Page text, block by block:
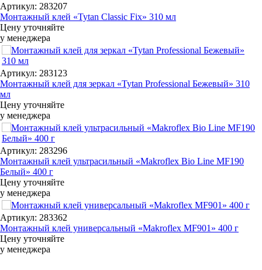
Артикул: 283207
Монтажный клей «Tytan Classic Fix» 310 мл
Цену уточняйте
у менеджера
Артикул: 283123
Монтажный клей для зеркал «Tytan Professional Бежевый» 310
мл
Цену уточняйте
у менеджера
Артикул: 283296
Монтажный клей ультрасильный «Makroflex Bio Line MF190
Белый» 400 г
Цену уточняйте
у менеджера
Артикул: 283362
Монтажный клей универсальный «Makroflex MF901» 400 г
Цену уточняйте
у менеджера